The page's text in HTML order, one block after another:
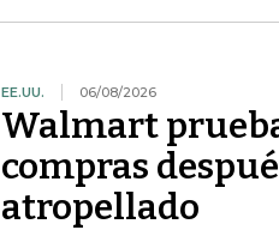
EE.UU. 06/08/2026
Walmart
compras
atropellado